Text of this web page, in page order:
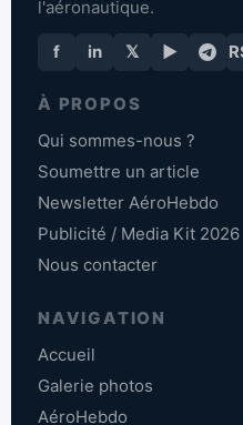
l'aéronautique.
f in 𝕏 ▶
À PROPOS
Qui sommes-nous ?
Soumettre un article
Newsletter AéroHebdo
Publicité / Media Kit 2026
Nous contacter
NAVIGATION
Accueil
Galerie photos
AéroHebdo